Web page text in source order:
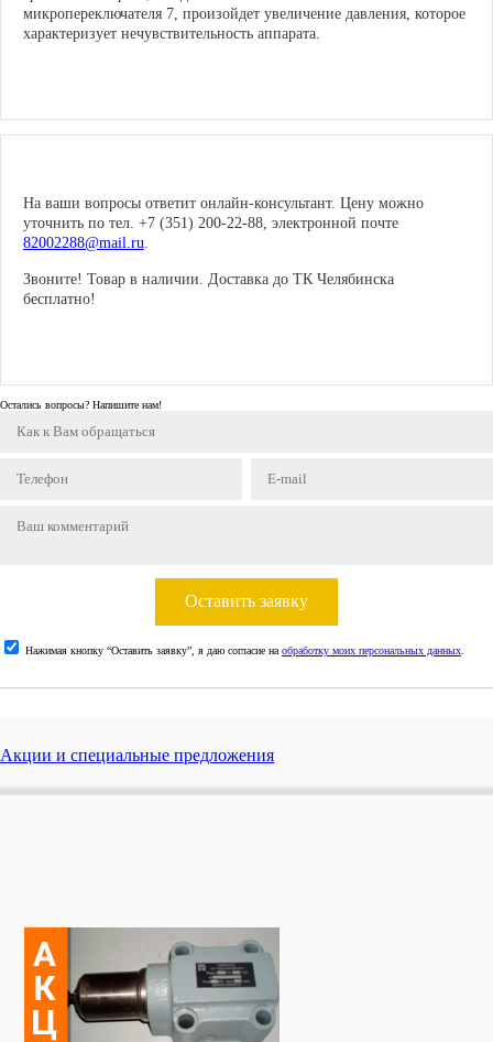
микропереключателя 7, произойдет увеличение давления, которое
характеризует нечувствительность аппарата.
На ваши вопросы ответит онлайн-консультант. Цену можно
уточнить по тел. +7 (351) 200-22-88, электронной почте
82002288@mail.ru.
Звоните! Товар в наличии. Доставка до ТК Челябинска
бесплатно!
Остались вопросы? Напишите нам!
Оставить заявку
Нажимая кнопку “Оставить заявку”, я даю согласие на обработку моих персональных данных
Акции и специальные предложения